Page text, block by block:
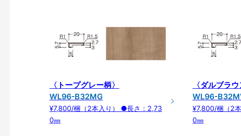
〈トープグレー柄〉
WL96-B32MG
¥7,800/梱（2本入り） ●長さ：2,73
0㎜
〈ダルブラウ
WL96-
¥7,800/梱（2
0㎜